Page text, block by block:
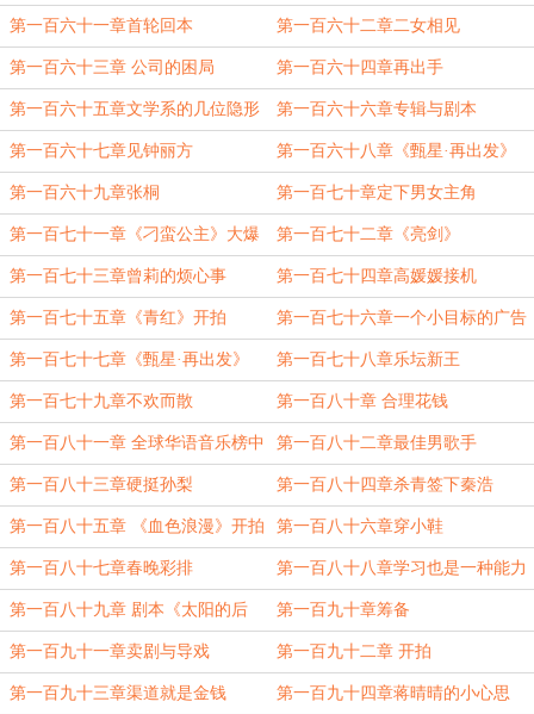
第一百六十一章首轮回本 第一百六十二章二女相见
第一百六十三章 公司的困局 第一百六十四章再出手
第一百六十五章文学系的几位隐形
大佬
第一百六十六章专辑与剧本
第一百六十七章见钟丽方 第一百六十八章《甄星·再出发》
第一百六十九章张桐 第一百七十章定下男女主角
第一百七十一章《刁蛮公主》大爆 第一百七十二章《亮剑》
第一百七十三章曾莉的烦心事 第一百七十四章高媛媛接机
第一百七十五章《青红》开拍 第一百七十六章一个小目标的广告
费
第一百七十七章《甄星·再出发》 第一百七十八章乐坛新王
第一百七十九章不欢而散 第一百八十章 合理花钱
第一百八十一章 全球华语音乐榜中
榜颁奖典礼
第一百八十二章最佳男歌手
第一百八十三章硬挺孙梨 第一百八十四章杀青签下秦浩
第一百八十五章 《血色浪漫》开拍 第一百八十六章穿小鞋
第一百八十七章春晚彩排 第一百八十八章学习也是一种能力
第一百八十九章 剧本《太阳的后
裔》
第一百九十章筹备
第一百九十一章卖剧与导戏 第一百九十二章 开拍
第一百九十三章渠道就是金钱 第一百九十四章蒋晴晴的小心思